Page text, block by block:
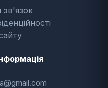
зв'язок